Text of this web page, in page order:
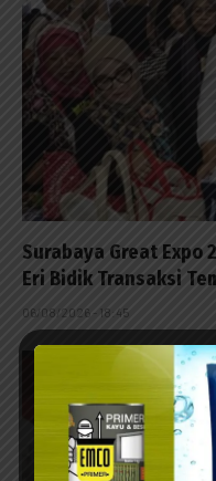
Surabaya Great Expo
Eri Bidik Transaksi
06/08/2026 - 18:45